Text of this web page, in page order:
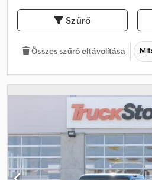
Szűrő
Összes szűrő eltávolítása